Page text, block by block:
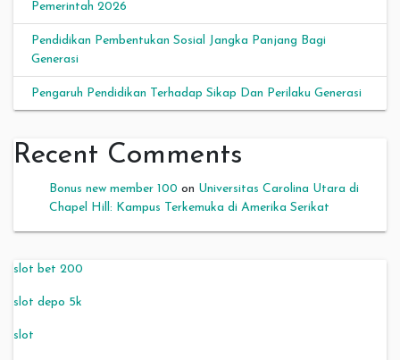
Pemerintah 2026
Pendidikan Pembentukan Sosial Jangka Panjang Bagi
Generasi
Pengaruh Pendidikan Terhadap Sikap Dan Perilaku Generasi
Recent Comments
Bonus new member 100 on Universitas Carolina Utara di
Chapel Hill: Kampus Terkemuka di Amerika Serikat
slot bet 200
slot depo 5k
slot